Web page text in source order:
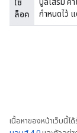
ใช้
ล็อค
กำหนดไว้
เนื้อหาของหน้าเว็บนี้ไ